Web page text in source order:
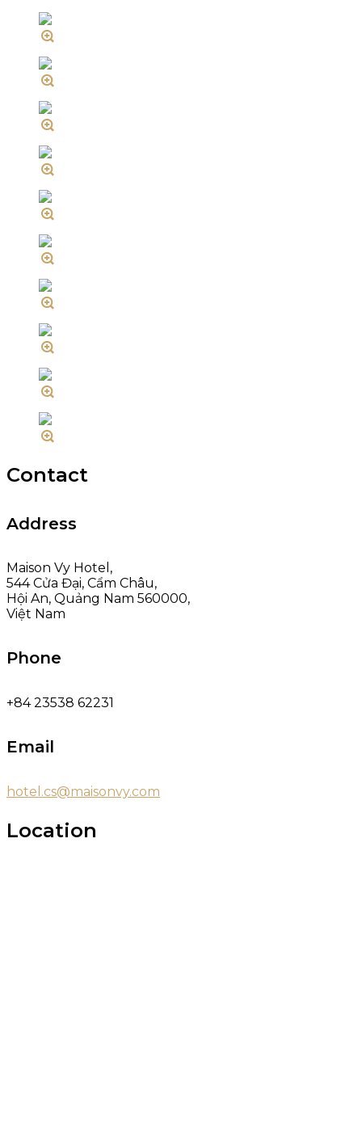
Contact
Address
Maison Vy Hotel,
544 Cửa Đại, Cẩm Châu,
Hội An, Quảng Nam 560000,
Việt Nam
Phone
+84 23538 62231
Email
hotel.cs@maisonvy.com
Location